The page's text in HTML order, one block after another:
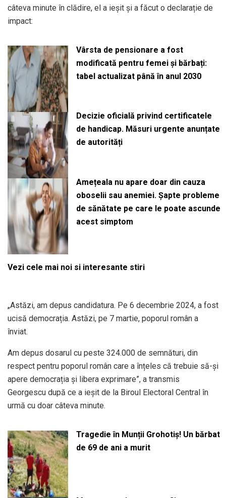
câteva minute în clădire, el a ieșit și a făcut o declarație de
impact:
Vârsta de pensionare a fost
modificată pentru femei și bărbați:
tabel actualizat până în anul 2030
Decizie oficială privind certificatele
de handicap. Măsuri urgente anunțate
de autorități
Amețeala nu apare doar din cauza
oboselii sau anemiei. Șapte probleme
de sănătate pe care le poate ascunde
acest simptom
Vezi cele mai noi si interesante stiri
„Astăzi, am depus candidatura. Pe 6 decembrie 2024, a fost
ucisă democrația. Astăzi, pe 7 martie, poporul român a
înviat.
Am depus dosarul cu peste 324.000 de semnături, din
respect pentru poporul român care a înțeles că trebuie să-și
apere democrația și libera exprimare”, a transmis
Georgescu după ce a ieșit de la Biroul Electoral Central în
urmă cu doar câteva minute.
Tragedie în Munții Grohotiș! Un bărbat
de 69 de ani a murit